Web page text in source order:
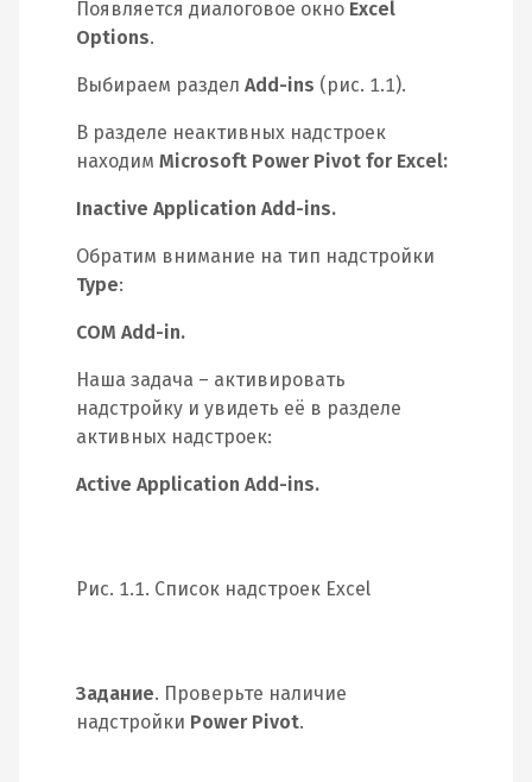
Появляется диалоговое окно Excel
Options.
Выбираем раздел Add-ins (рис. 1.1).
В разделе неактивных надстроек
находим Microsoft Power Pivot for Excel:
Inactive Application Add-ins.
Обратим внимание на тип надстройки
Type:
COM Add-in.
Наша задача – активировать
надстройку и увидеть её в разделе
активных надстроек:
Active Application Add-ins.
Рис. 1.1. Список надстроек Excel
Задание. Проверьте наличие
надстройки Power Pivot.